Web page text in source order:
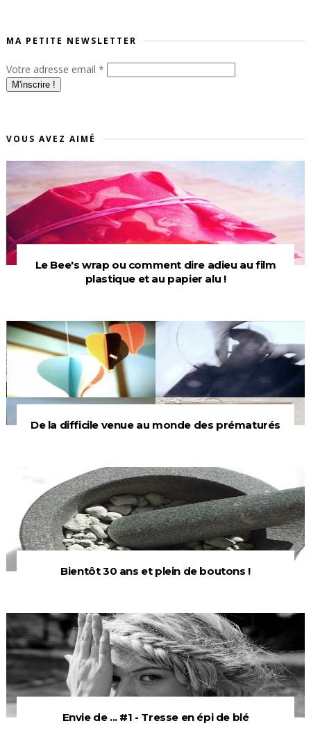
MA PETITE NEWSLETTER
Votre adresse email *
VOUS AVEZ AIMÉ
Le Bee's wrap ou comment dire adieu au film
plastique et au papier alu !
De la difficile venue au monde des prématurés
Bientôt 30 ans et plein de boutons !
Envie de ... #1 - Tresse en épi de blé